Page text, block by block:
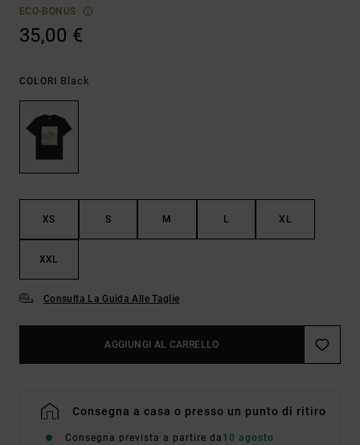
ECO-BONUS
35,00 €
COLORI Black
XS S M L XL
XXL
Consulta La Guida Alle Taglie
AGGIUNGI AL CARRELLO
Consegna a casa o presso un punto di ritiro
Consegna prevista a partire da 10 agosto